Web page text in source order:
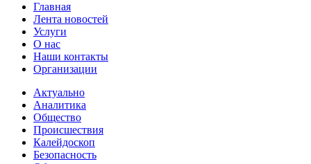
Главная
Лента новостей
Услуги
О нас
Наши контакты
Организации
Актуально
Аналитика
Общество
Происшествия
Калейдоскоп
Безопасность